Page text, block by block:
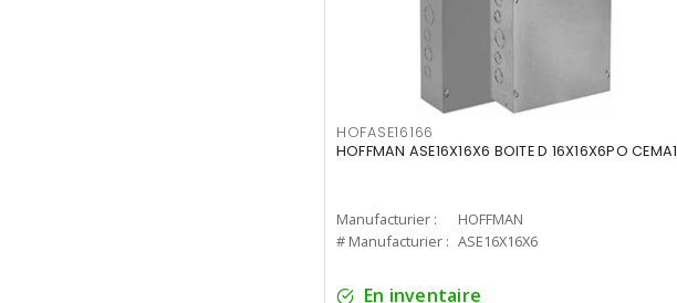
HOFASE16166
HOFFMAN ASE16X16X6 BOITE D 16X16X6PO CEMA1
Manufacturier :
HOFFMAN
# Manufacturier : ASE16X16X6
En inventaire